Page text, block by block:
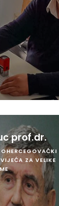
prof.dr.
ZA VELIKE